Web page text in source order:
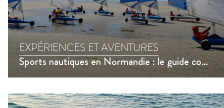
EXPÉRIENCES ET AVENTURES
Sports nautiques en Normandie : le guide complet pour une aventure inoubliable !